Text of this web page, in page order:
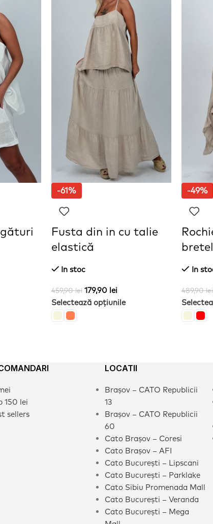
-61%
Fusta din in cu talie
elastică
In stoc
459,90lei 179,90 lei
Selectează opțiunile
-49%
In
489,90lei
150 lei
sellers
LOCATII
Brașov – CATO Republicii
13
Brașov – CATO Republicii
60
Cato Brașov – Coresi
Cato Brașov – AFI
Cato București – Lipscani
Cato București – Parklake
Cato Sibiu Promenada Mall
Cato București – Veranda
Cato București – Mega